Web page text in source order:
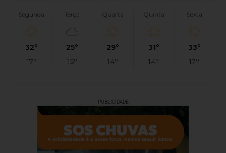
Segunda
32°
17°
Terça
25°
15°
Quarta
29°
14°
Quinta
31°
14°
Sexta
33°
17°
PUBLICIDADE